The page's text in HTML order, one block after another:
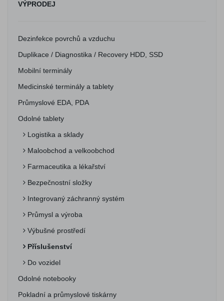
VÝPRODEJ
Dezinfekce povrchů a vzduchu
Duplikace / Diagnostika / Recovery HDD, SSD
Mobilní terminály
Medicinské terminály a tablety
Průmyslové EDA, PDA
Odolné tablety
Logistika a sklady
Maloobchod a velkoobchod
Farmaceutika a lékařství
Bezpečnostní složky
Integrovaný záchranný systém
Průmysl a výroba
Výbušné prostředí
Příslušenství
Do vozidel
Odolné notebooky
Pokladní a průmyslové tiskárny